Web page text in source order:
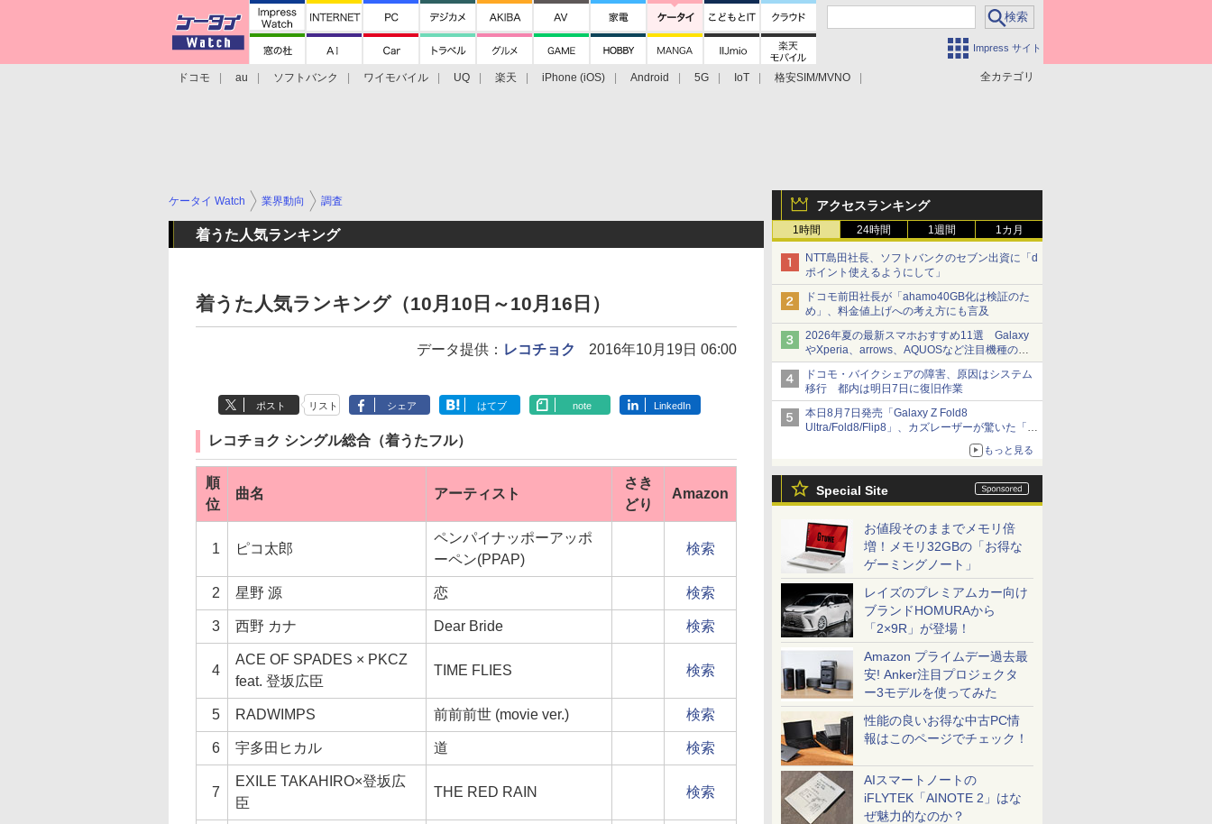
Impress サイト
全カテゴリ
ドコモ au ソフトバンク ワイモバイル UQ 楽天 iPhone (iOS) Android 5G IoT
格安SIM/MVNO
アクセスランキング
1時間 24時間 1週間 1カ月
NTT島田社長、ソフトバンクのセブン出資に「d
ポイント使えるようにして」
ドコモ前田社長が「ahamo40GB化は検証のた
め」、料金値上げへの考え方にも言及
2026年夏の最新スマホおすすめ11選 Galaxy
やXperia、arrows、AQUOSなど注目機種の特
徴は
ドコモ・バイクシェアの障害、原因はシステム
移行 都内は明日7日に復旧作業
本日8月7日発売「Galaxy Z Fold8
Ultra/Fold8/Flip8」、カズレーザーが驚いた「そ
もっと見る
Special Site
お値段そのままでメモリ倍
増！メモリ32GBの「お得な
ゲーミングノート」
レイズのプレミアムカー向け
ブランドHOMURAから
「2×9R」が登場！
Amazon プライムデー過去最
安! Anker注目プロジェクタ
ー3モデルを使ってみた
性能の良いお得な中古PC情
報はこのページでチェック！
AIスマートノートの
iFLYTEK「AINOTE 2」はな
ぜ魅力的なのか？
ケータイ Watch 業界動向 調査
着うた人気ランキング
着うた人気ランキング（10月10日～10月16日）
データ提供： レコチョク 2016年10月19日 06:00
ポスト リスト シェア はてブ note LinkedIn
レコチョク シングル総合（着うたフル）
順
位
曲名 アーティスト
さき
どり
Amazon
1 ピコ太郎
ペンパイナッポーアッポ
ーペン(PPAP)
検索
2 星野 源 恋 検索
3 西野 カナ Dear Bride 検索
4
ACE OF SPADES × PKCZ
feat. 登坂広臣
TIME FLIES 検索
5 RADWIMPS 前前前世 (movie ver.) 検索
6 宇多田ヒカル 道 検索
7
EXILE TAKAHIRO×登坂広
臣
THE RED RAIN 検索